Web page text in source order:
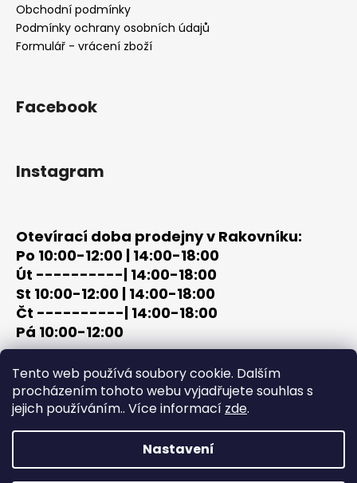
Tento web používá soubory cookie. Dalším
procházením tohoto webu vyjadřujete souhlas s
jejich používáním.. Více informací zde.
Nastavení
Obchodní podmínky
Podmínky ochrany osobních údajů
Formulář - vrácení zboží
Facebook
Instagram
Otevírací doba prodejny v Rakovníku:
Po 10:00-12:00 | 14:00-18:00
Út ----------| 14:00-18:00
St 10:00-12:00 | 14:00-18:00
Čt ----------| 14:00-18:00
Pá 10:00-12:00
tel: +420 603 320 859
email: terc-zbrane@seznam.cz